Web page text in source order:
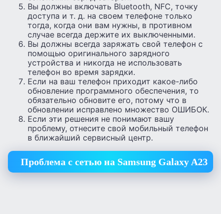
Вы должны включать Bluetooth, NFC, точку
доступа и т. д. на своем телефоне только
тогда, когда они вам нужны, в противном
случае всегда держите их выключенными.
Вы должны всегда заряжать свой телефон с
помощью оригинального зарядного
устройства и никогда не использовать
телефон во время зарядки.
Если на ваш телефон приходит какое-либо
обновление программного обеспечения, то
обязательно обновите его, потому что в
обновлении исправлено множество ОШИБОК.
Если эти решения не понимают вашу
проблему, отнесите свой мобильный телефон
в ближайший сервисный центр.
Проблема с сетью на Samsung Galaxy A23